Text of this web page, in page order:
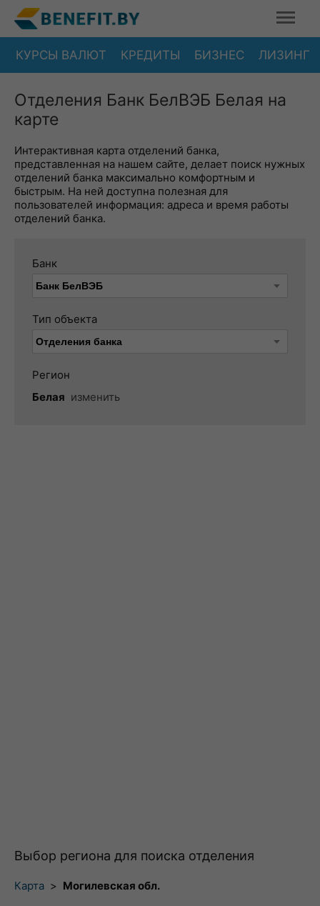
КУРСЫ ВАЛЮТ КРЕДИТЫ БИЗНЕС ЛИЗИНГ
Отделения Банк БелВЭБ Белая на
карте
Интерактивная карта отделений банка,
представленная на нашем сайте, делает поиск нужных
отделений банка максимально комфортным и
быстрым. На ней доступна полезная для
пользователей информация: адреса и время работы
отделений банка.
Банк
Тип объекта
Регион
Белая изменить
Выбор региона для поиска отделения
Карта > Могилевская обл.